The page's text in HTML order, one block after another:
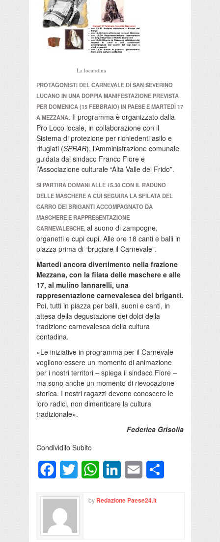
La locandina
PROTAGONISTI DEL CARNEVALE DI SAN SEVERINO
LUCANO IN UNA DOPPIA MANIFESTAZIONE PREVISTA
PER DOMENICA (15 FEBBRAIO) IN PAESE E MARTEDÌ 17
A MEZZANA. Il programma è organizzato dalla
Pro Loco locale, in collaborazione con il
Sistema di protezione per richiedenti asilo e
rifugiati (SPRAR), l’Amministrazione comunale
guidata dal sindaco Franco Fiore e
l’Associazione culturale “Alta Valle del Frido”.
SI PARTIRÀ DOMANI ALLE 15.30 CON IL RADUNO
DELLE MASCHERE A CUI SEGUIRÀ LA SFILATA DEL
CARRO DEI BRIGANTI ACCOMPAGNATO DA
MASCHERE E RAPPRESENTAZIONE
CARNEVALESCHE,al suono di zampogne,
organetti e cupi cupi. Alle ore 18 canti e balli in
piazza prima di “bruciare il Carnevale”.
Martedì ancora divertimento nella frazione
Mezzana, con la filata delle maschere e alle
17, al mulino Iannarelli, una
rappresentazione carnevalesca dei briganti.
Poi, tutti in piazza per balli, suoni e canti, in
attesa della degustazione dei dolci della
tradizione carnevalesca della cultura
contadina.
«Le iniziative in programma per il Carnevale
vogliono essere un momento di animazione
per i nostri territori – spiega il sindaco Fiore –
ma sono anche un momento di rievocazione
storica. I nostri ragazzi devono conoscere le
loro radici, non dimenticare la cultura
tradizionale».
Federica Grisolia
Condividilo Subito
FacebookTwitter WhatsAppLinkedInEmail
by Redazione Paese24.it